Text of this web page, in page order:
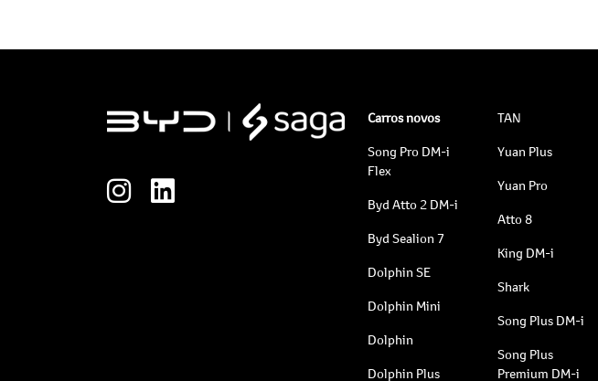
Carros novos
Song Pro DM-i
Flex
Byd Atto 2 DM-i
Byd Sealion 7
Dolphin SE
Dolphin Mini
Dolphin
Dolphin Plus
TAN
Yuan Plus
Yuan Pro
Atto 8
King DM-i
Shark
Song Plus DM-i
Song Plus
Premium DM-i